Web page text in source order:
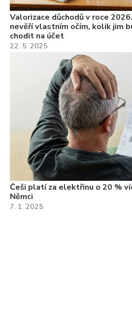
Valorizace důchodů v roce
nevěří vlastním očím, kolik jim
chodit na účet
22. 5. 2025
Češi platí za elektřinu o 20 %
Němci
7. 1. 2025